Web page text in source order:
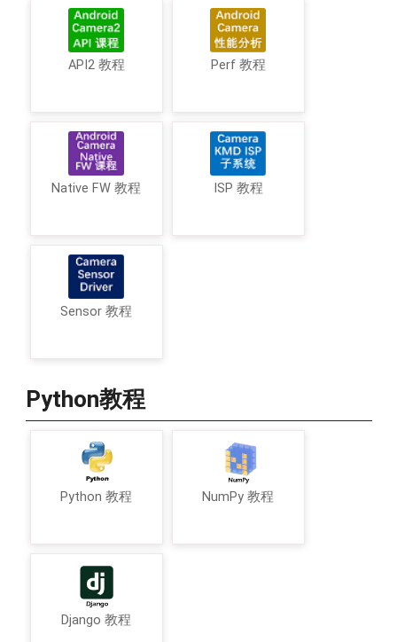
API2 教程 Perf 教程
Native FW 教程 ISP 教程
Sensor 教程
Python教程
Python 教程 NumPy 教程
Django 教程